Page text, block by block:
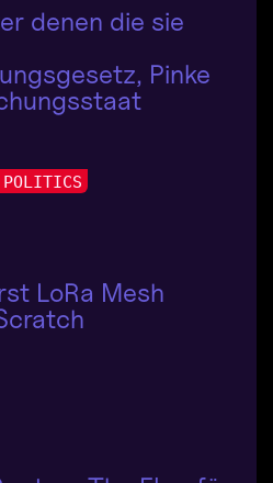
denen die sie
Pinke
LoRa Mesh